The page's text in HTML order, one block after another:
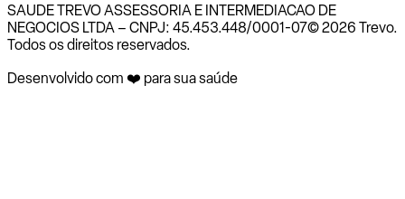
SAUDE TREVO ASSESSORIA E INTERMEDIACAO DE
NEGOCIOS LTDA – CNPJ: 45.453.448/0001-07© 2026 Trevo.
Todos os direitos reservados.
Desenvolvido com ❤️ para sua saúde